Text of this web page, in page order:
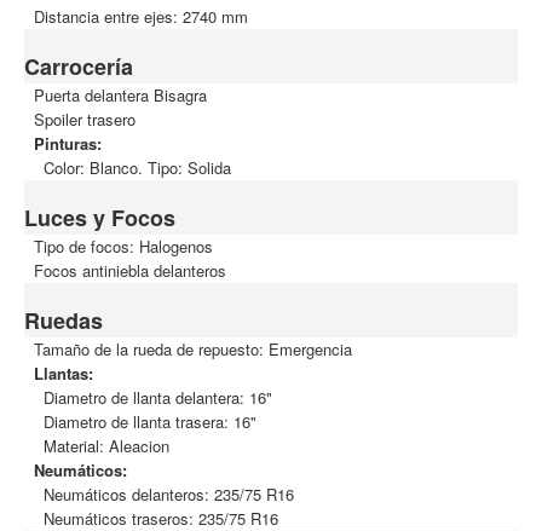
Distancia entre ejes: 2740 mm
Carrocería
Puerta delantera Bisagra
Spoiler trasero
Pinturas:
Color: Blanco. Tipo: Solida
Luces y Focos
Tipo de focos: Halogenos
Focos antiniebla delanteros
Ruedas
Tamaño de la rueda de repuesto: Emergencia
Llantas:
Diametro de llanta delantera: 16"
Diametro de llanta trasera: 16"
Material: Aleacion
Neumáticos:
Neumáticos delanteros: 235/75 R16
Neumáticos traseros: 235/75 R16